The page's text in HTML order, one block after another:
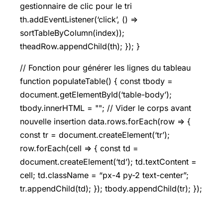
gestionnaire de clic pour le tri
th.addEventListener(‘click’, () =>
sortTableByColumn(index));
theadRow.appendChild(th); }); }
// Fonction pour générer les lignes du tableau
function populateTable() { const tbody =
document.getElementById(‘table-body’);
tbody.innerHTML = ""; // Vider le corps avant
nouvelle insertion data.rows.forEach(row => {
const tr = document.createElement(‘tr’);
row.forEach(cell => { const td =
document.createElement(‘td’); td.textContent =
cell; td.className = “px-4 py-2 text-center”;
tr.appendChild(td); }); tbody.appendChild(tr); });